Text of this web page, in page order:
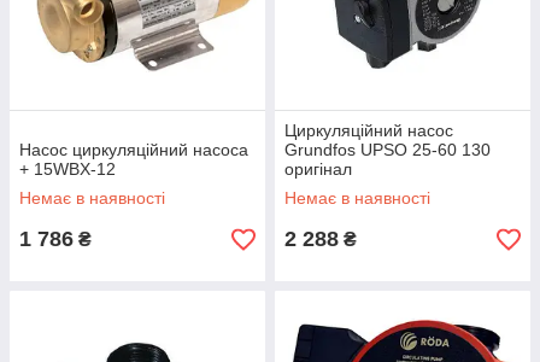
Насос циркуляційний насоса
+ 15WBX-12
Немає в наявності
1 786 ₴
Циркуляційний насос
Grundfos UPSO 25-60 130
оригінал
Немає в наявності
2 288 ₴